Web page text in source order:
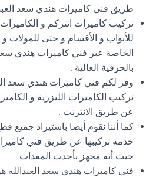
طريق فني كاميرات هندي سعد
تركيب كاميرات انتركم و الكاميرات
للأبواب و الأقسام و حتى للمولات
الخاصة عبر فني كاميرات هندي سعد
بالحرفية العالية .
وفر لكم فني كاميرات هندي سعد
تركيب الكاميرات الليزرية و
عن طريق الانترنت .
كما أننا نقوم أيضا باستيراد جميع
خدمة تركيبها عن طريق فني
حيث أنه مجهز بأحدث المعدات .
فني كاميرات هندي سعد العبدالله